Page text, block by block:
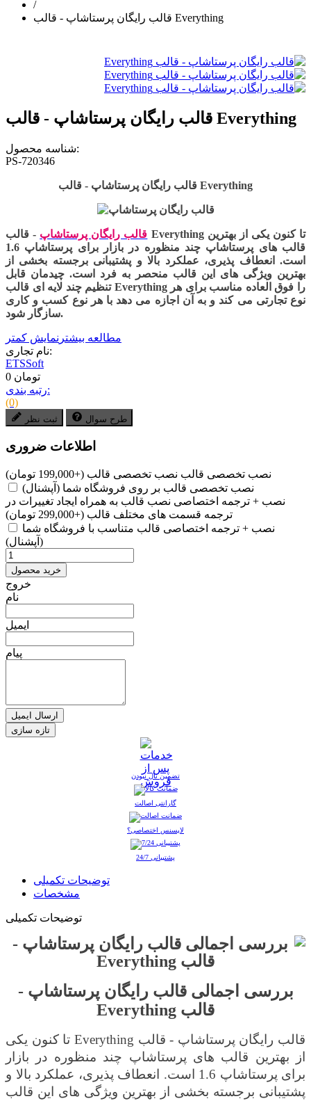
/
قالب رایگان پرستاشاپ - قالب Everything
قالب رایگان پرستاشاپ - قالب Everything
شناسه محصول:
PS-720346
قالب رایگان پرستاشاپ - قالب Everything
قالب رایگان پرستاشاپ - قالب Everything تا کنون یکی از بهترین
قالب های پرستاشاپ چند منظوره در بازار برای پرستاشاپ 1.6
است. انعطاف پذیری، عملکرد بالا و پشتیبانی برجسته بخشی از
بهترین ویژگی های این قالب منحصر به فرد است. چیدمان قابل
تنظیم چند لایه ای قالب Everything را فوق العاده مناسب برای هر
نوع تجارتی می کند و به آن اجازه می دهد با هر نوع کسب و کاری
سازگار شود.
مطالعه بیشتر نمایش کمتر
نام تجاری:
ETSSoft
0 تومان
رتبه بندی:
(0)
ثبت نظر طرح سوال
اطلاعات ضروری
نصب تخصصی قالب نصب تخصصی قالب (+199,000 تومان)
نصب تخصصی قالب بر روی فروشگاه شما (آپشنال)
نصب + ترجمه اختصاصی نصب قالب به همراه ایجاد تغییرات در
ترجمه قسمت های مختلف قالب (+299,000 تومان)
(آپشنال)
خرید محصول
خروج
نام
ایمیل
پیام
ارسال ایمیل
تضمین نال نبودن
گارانتی اصالت
لایسنس اختصاصی؟
پشتیبانی 24/7
توضیحات تکمیلی
مشخصات
توضیحات تکمیلی
بررسی اجمالی قالب رایگان پرستاشاپ -
قالب Everything
قالب رایگان پرستاشاپ - قالب Everything تا کنون یکی
از بهترین قالب های پرستاشاپ چند منظوره در بازار
برای پرستاشاپ 1.6 است. انعطاف پذیری، عملکرد بالا و
پشتیبانی برجسته بخشی از بهترین ویژگی های این قالب